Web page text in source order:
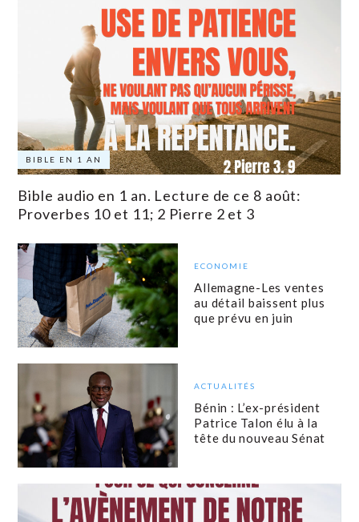
BIBLE EN 1 AN
Bible audio en 1 an. Lecture de ce 8 août:
Proverbes 10 et 11; 2 Pierre 2 et 3
ECONOMIE
Allemagne-Les ventes
au détail baissent plus
que prévu en juin
ACTUALITÉS
Bénin : L’ex-président
Patrice Talon élu à la
tête du nouveau Sénat